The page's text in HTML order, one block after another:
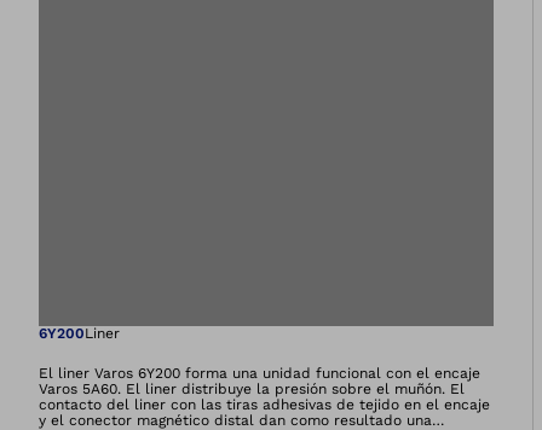
Abre la imagen
6Y200Liner
El liner Varos 6Y200 forma una unidad funcional con el encaje
Varos 5A60. El liner distribuye la presión sobre el muñón. El
contacto del liner con las tiras adhesivas de tejido en el encaje
y el conector magnético distal dan como resultado una